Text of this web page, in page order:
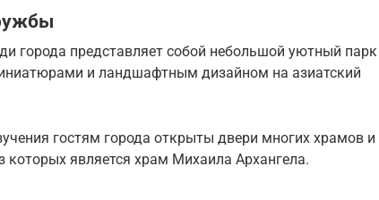
города представляет собой небольшой уютный парк
и ландшафтным дизайном на азиатский
гостям города открыты двери многих храмов и
которых является храм Михаила Архангела.